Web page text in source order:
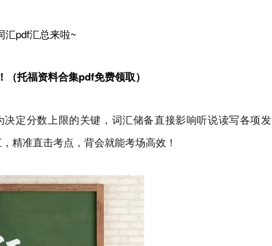
汇pdf汇总来啦~
（托福资料合集pdf免费领取）
定分数上限的关键，词汇储备直接影响听说读写各项发
精准直击考点，背会就能考场高效！